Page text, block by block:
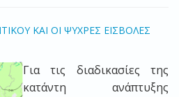
ΚΑΙ ΟΙ ΨΥΧΡΕΣ ΕΙΣΒΟΛΕΣ
Για τις διαδικασίες της
κατάντη ανάπτυξης